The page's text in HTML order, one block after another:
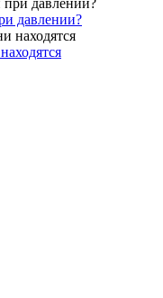
давлении?